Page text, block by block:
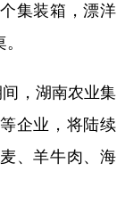
重庆
宁夏
集装箱，漂洋
，湖南农业集
企业，将陆续
、羊牛肉、海